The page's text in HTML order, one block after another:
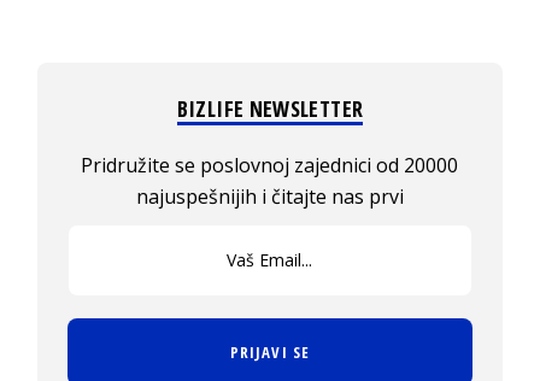
BIZLIFE NEWSLETTER
Pridružite se poslovnoj zajednici od 20000
najuspešnijih i čitajte nas prvi
PRIJAVI SE